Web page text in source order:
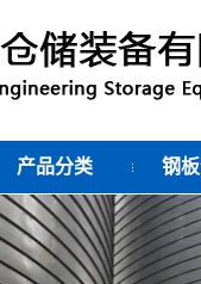
产品分类 钢